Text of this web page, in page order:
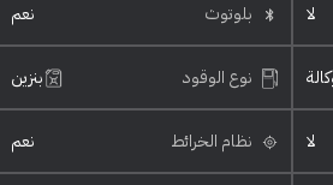
لا بلوتوث نعم
نوع الوقود بنزين
لا نظام الخرائط نعم